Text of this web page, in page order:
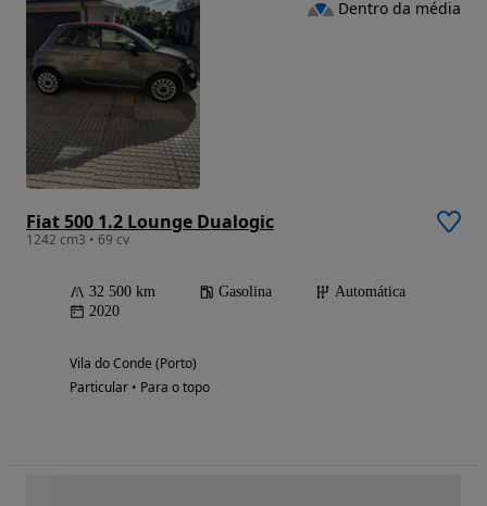
Fiat 500 1.2 Lounge Dualogic
1242 cm3 • 69 cv
32 500 km Gasolina
Automática
2020
Vila do Conde (Porto)
Particular • Para o topo
Dentro da média